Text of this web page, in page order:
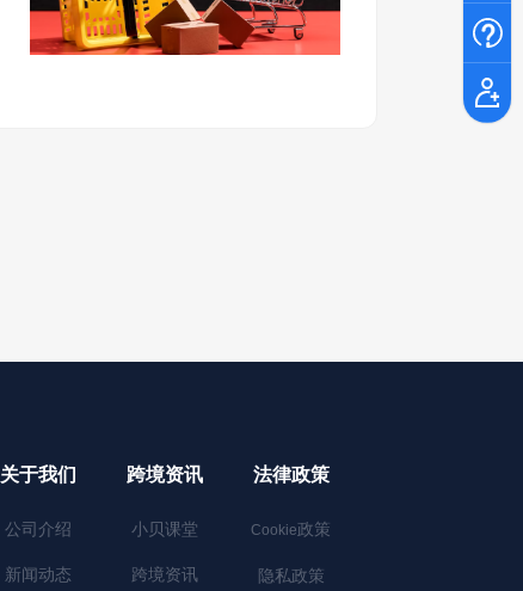
关于我们
公司介绍
新闻动态
跨境资讯
小贝课堂
跨境资讯
法律政策
Cookie政策
隐私政策